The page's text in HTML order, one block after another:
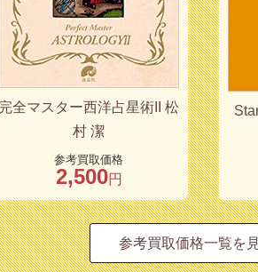
全マスター西洋占星術II 松
村 潔
参考買取価格
2,500円
参考買取価格一覧を